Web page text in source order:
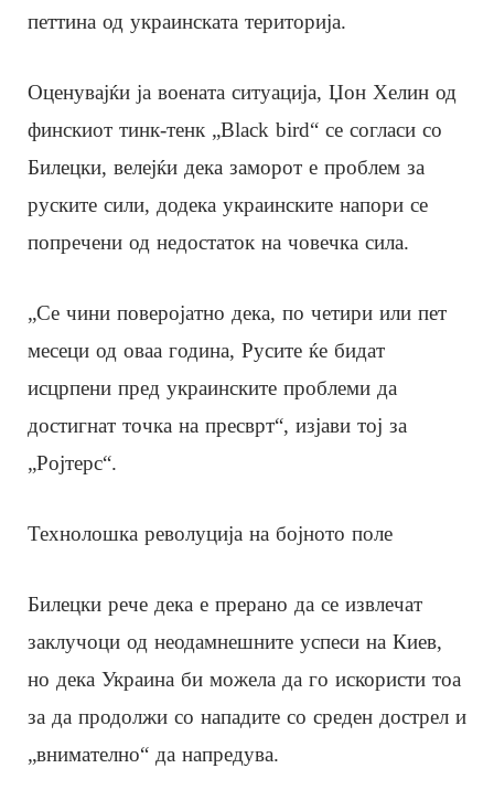
петтина од украинската територија.
Оценувајќи ја воената ситуација, Џон Хелин од
финскиот тинк-тенк „Black bird“ се согласи со
Билецки, велејќи дека заморот е проблем за
руските сили, додека украинските напори се
попречени од недостаток на човечка сила.
„Се чини поверојатно дека, по четири или пет
месеци од оваа година, Русите ќе бидат
исцрпени пред украинските проблеми да
достигнат точка на пресврт“, изјави тој за
„Ројтерс“.
Технолошка револуција на бојното поле
Билецки рече дека е прерано да се извлечат
заклучоци од неодамнешните успеси на Киев,
но дека Украина би можела да го искористи тоа
за да продолжи со нападите со среден дострел и
„внимателно“ да напредува.